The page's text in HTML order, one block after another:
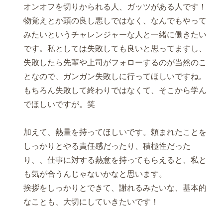
オンオフを切りかられる人、ガッツがある人です！
物覚えとか頭の良し悪しではなく、なんでもやって
みたいというチャレンジャーな人と一緒に働きたい
です。私としては失敗しても良いと思ってますし、
失敗したら先輩や上司がフォローするのが当然のこ
となので、ガンガン失敗しに行ってほしいですね。
もちろん失敗して終わりではなくて、そこから学ん
でほしいですが。笑
加えて、熱量を持ってほしいです。頼まれたことを
しっかりとやる責任感だったり、積極性だった
り、、仕事に対する熱意を持ってもらえると、私と
も気が合うんじゃないかなと思います。
挨拶をしっかりとできて、謝れるみたいな、基本的
なことも、大切にしていきたいです！